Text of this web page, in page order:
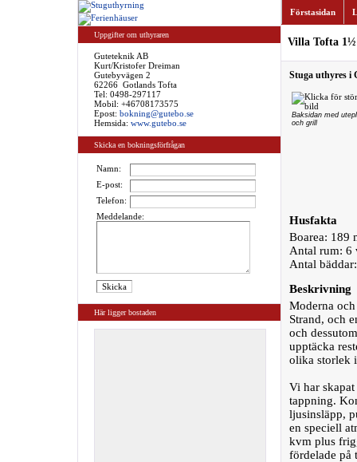
Uppgifter om uthyraren
Guteteknik AB
Kurt/Kristofer Dreiman
Gutebyvägen 2
62266 Gotlands Tofta
Tel: 0498-297117
Mobil: +46708173575
Epost: bokning@gutebo.se
Hemsida: www.gutebo.se
Skicka en bokningsförfrågan
Namn:
E-post:
Telefon:
Meddelande:
Här ligger bostaden
Förstasidan
Villa Tofta
Stuga uthyres i
Baksidan med
och grill
Husfakta
Boarea: 189
Antal rum: 6
Antal
Beskrivning
Moderna
Strand, och
och
upptäcka
olika storlek
Vi har
tappning.
ljusinsläpp,
en speciell
kvm plus
fördelade på